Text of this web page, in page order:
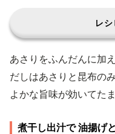
レ
あさりをふんだんに加
だしはあさりと昆布の
よかな旨味が効いてた
煮干し出汁で 油揚げ